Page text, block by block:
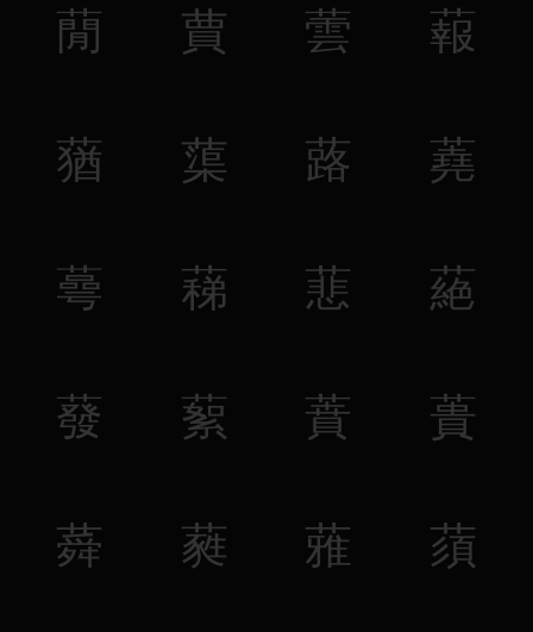
蕑 蕒 蕓 蕔
蕕 蕖 蕗 蕘
蕚 蕛 蕜 蕝
蕟 蕠 蕡 蕢
蕣 蕤 蕥 蕦